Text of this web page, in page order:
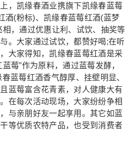
凯缘春酒业携旗下凯缘春蓝莓
酒(粉标)、凯缘春蓝莓红酒(蓝梦
，通过优惠让利、试饮、抽奖等
。大家通过试饮，都赞好喝;在听
大家得知，凯缘春蓝莓红酒是采
莓”作为原料，通过蓝莓发酵，
蓝莓红酒香气醇厚、挂壁明显、
蓝莓富含花青素，对人健康大有
在每次活动现场，大家纷纷争相
与亲朋好友一起享用。其它如蓝
等优质农特产品，也受到消费者